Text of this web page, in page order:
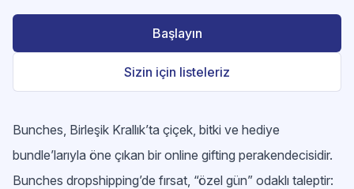
Başlayın
Sizin için listeleriz
Bunches, Birleşik Krallık’ta çiçek, bitki ve hediye
bundle’larıyla öne çıkan bir online gifting perakendecisidir.
Bunches dropshipping’de fırsat, “özel gün” odaklı taleptir: